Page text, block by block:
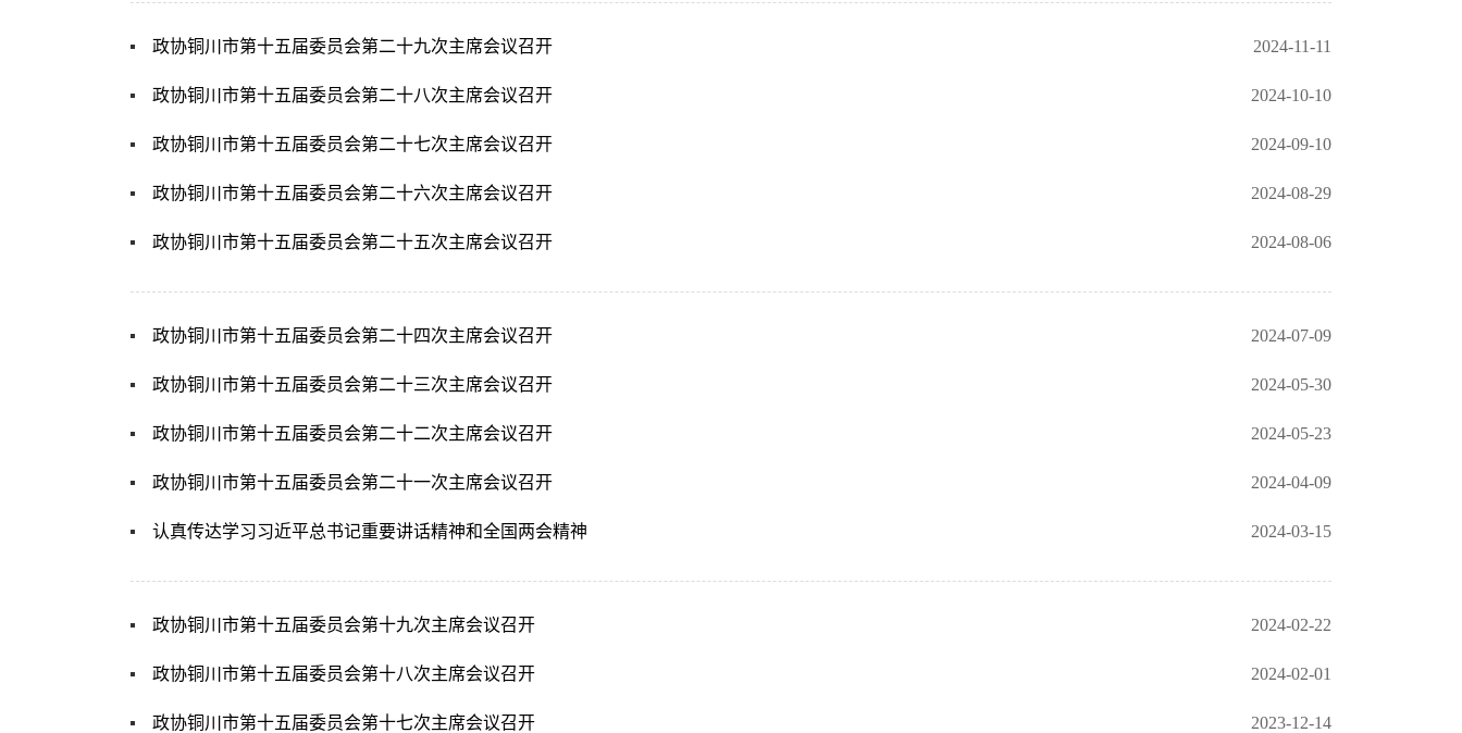
政协铜川市第十五届委员会第二十九次主席会议召开 2024-11-11
政协铜川市第十五届委员会第二十八次主席会议召开 2024-10-10
政协铜川市第十五届委员会第二十七次主席会议召开 2024-09-10
政协铜川市第十五届委员会第二十六次主席会议召开 2024-08-29
政协铜川市第十五届委员会第二十五次主席会议召开 2024-08-06
政协铜川市第十五届委员会第二十四次主席会议召开 2024-07-09
政协铜川市第十五届委员会第二十三次主席会议召开 2024-05-30
政协铜川市第十五届委员会第二十二次主席会议召开 2024-05-23
政协铜川市第十五届委员会第二十一次主席会议召开 2024-04-09
认真传达学习习近平总书记重要讲话精神和全国两会精神 2024-03-15
政协铜川市第十五届委员会第十九次主席会议召开 2024-02-22
政协铜川市第十五届委员会第十八次主席会议召开 2024-02-01
政协铜川市第十五届委员会第十七次主席会议召开 2023-12-14